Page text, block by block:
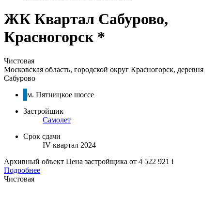
ЖК Квартал Сабурово,
Красногорск *
Чистовая
Московская область, городской округ Красногорск, деревня
Сабурово
м. Пятницкое шоссе
Застройщик
Самолет
Срок сдачи
IV квартал 2024
Архивный объект Цена застройщика от 4 522 921 i
Подробнее
Чистовая